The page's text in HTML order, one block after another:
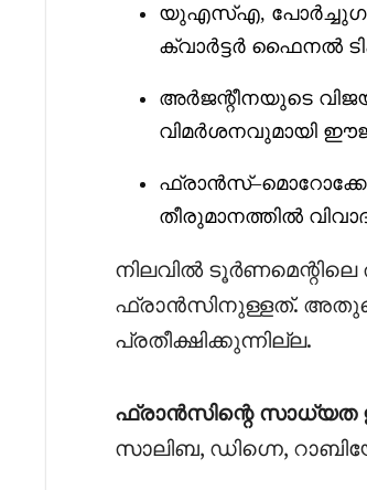
യുഎസ്എ, പോർച്ചുഗൽ
ക്വാർട്ടർ ഫൈനൽ
അർജന്റീനയുടെ
വിമർശനവുമായി
ഫ്രാൻസ്–മൊറോക്കോ
തീരുമാനത്തിൽ
നിലവിൽ
ഫ്രാൻ‌സിനുള്ളത്.
പ്രതീക്ഷിക്കുന്നില്ല.
ഫ്രാൻസിന്റെ സാധ്യത
സാലിബ, ഡിഗ്നെ,